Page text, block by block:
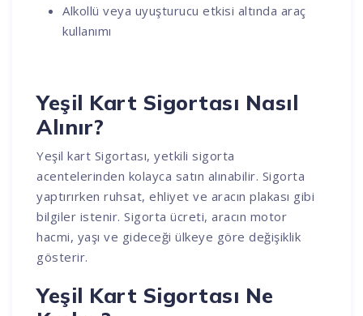
Alkollü veya uyuşturucu etkisi altında araç
kullanımı
Yeşil Kart Sigortası Nasıl
Alınır?
Yeşil kart Sigortası, yetkili sigorta
acentelerinden kolayca satın alınabilir. Sigorta
yaptırırken ruhsat, ehliyet ve aracın plakası gibi
bilgiler istenir. Sigorta ücreti, aracın motor
hacmi, yaşı ve gideceği ülkeye göre değişiklik
gösterir.
Yeşil Kart Sigortası Ne